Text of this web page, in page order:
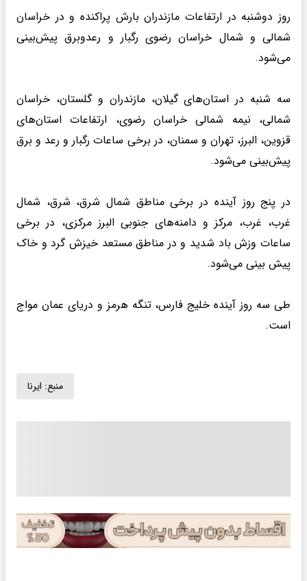
روز دوشنبه در ارتفاعات مازندران بارش پراکنده و در خراسان
شمالی و شمال خراسان رضوی رگبار و رعدوبرق پیش‌بینی
می‌شود.
سه شنبه در استان‌های گیلان، مازندران و گلستان، خراسان
شمالی، نیمه شمالی خراسان رضوی، ارتفاعات استان‌های
قزوین، البرز، تهران و سمنان، در برخی ساعات رگبار و رعد و برق
پیش‌بینی می‌شود.
در پنج روز آینده در برخی مناطق شمال شرق، شرق، شمال
غرب، غرب، مرکز و دامنه‌های جنوبی البرز مرکزی، در برخی
ساعات وزش باد شدید و در مناطق مستعد خیزش گرد و خاک
پیش بینی می‌شود.
طی سه روز آینده خلیج فارس، تنگه هرمز و دریای عمان مواج
است.
منبع: ایرنا